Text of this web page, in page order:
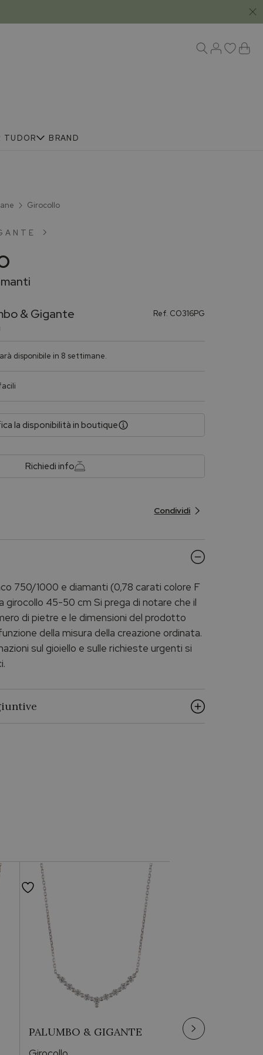
TUDOR BRAND
Girocollo
& Gigante Ref. CO316PG
disponibile in 8 settimane.
la disponibilità in boutique
Richiedi info
Condividi
750/1000 e diamanti (0,78 carati colore F
girocollo 45-50 cm Si prega di notare che il
di pietre e le dimensioni del prodotto
della misura della creazione ordinata.
sul gioiello e sulle richieste urgenti si
Brillante
PALUMBO & GIGANTE
Palumbo & Gigante
PALUMBO & GIGANTE